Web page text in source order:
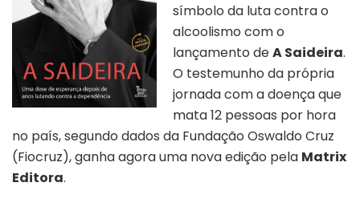
símbolo da luta contra o
alcoolismo com o
lançamento deA Saideira.
O testemunho da própria
jornada com a doença que
mata 12 pessoas por hora
no país, segundo dados da Fundação Oswaldo Cruz
(Fiocruz), ganha agora uma nova edição pela Matrix
Editora.